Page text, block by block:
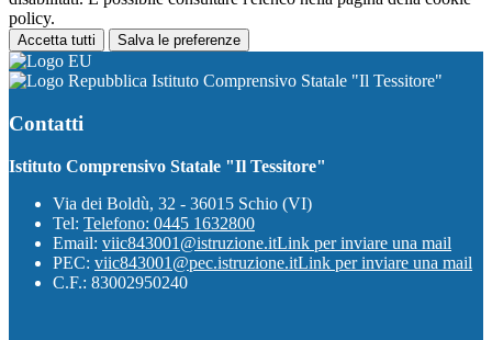
policy.
Accetta tutti Salva le preferenze
Istituto Comprensivo Statale "Il Tessitore"
Contatti
Istituto Comprensivo Statale "Il Tessitore"
Via dei Boldù, 32 - 36015 Schio (VI)
Tel: Telefono: 0445 1632800
Email: viic843001@istruzione.itLink per inviare una mail
PEC: viic843001@pec.istruzione.itLink per inviare una mail
C.F.: 83002950240